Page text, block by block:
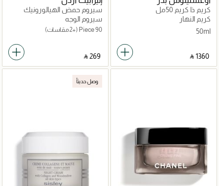
كريم ذا كريم 50مل
كريم النهار
50ml
‎ ⃁ ⁦1360⁩ ‎
سيروم حمض الهيالورونيك
سيراميد
سيروم الوجه
90 Piece (+2 مقاسات)
‎ ⃁ ⁦269⁩ ‎
وصل حديثاً